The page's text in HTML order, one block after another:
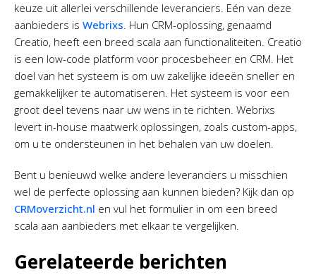
keuze uit allerlei verschillende leveranciers. Eén van deze
aanbieders is Webrixs. Hun CRM-oplossing, genaamd
Creatio, heeft een breed scala aan functionaliteiten. Creatio
is een low-code platform voor procesbeheer en CRM. Het
doel van het systeem is om uw zakelijke ideeën sneller en
gemakkelijker te automatiseren. Het systeem is voor een
groot deel tevens naar uw wens in te richten. Webrixs
levert in-house maatwerk oplossingen, zoals custom-apps,
om u te ondersteunen in het behalen van uw doelen.
Bent u benieuwd welke andere leveranciers u misschien
wel de perfecte oplossing aan kunnen bieden? Kijk dan op
CRMoverzicht.nl en vul het formulier in om een breed
scala aan aanbieders met elkaar te vergelijken.
Gerelateerde berichten